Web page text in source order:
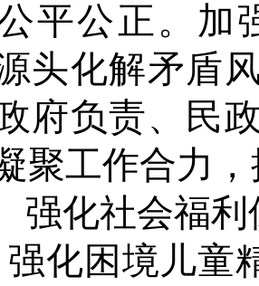
平公正。加
头化解矛盾
府负责、民
聚工作合力
强化社会福
强化困境儿童